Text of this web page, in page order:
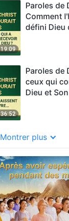
19:09
Paroles de
Comment
défini Dieu
36:52
Paroles de
ceux qui
Dieu et
Montrer plus